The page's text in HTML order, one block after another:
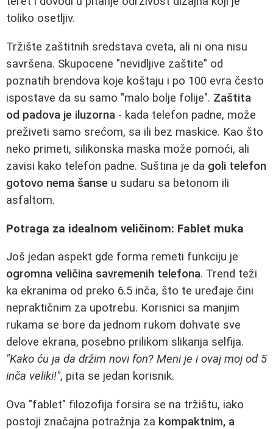
toliko osetljiv.
Tržište zaštitnih sredstava cveta, ali ni ona nisu
savršena. Skupocene "nevidljive zaštite" od
poznatih brendova koje koštaju i po 100 evra često
ispostave da su samo "malo bolje folije". Zaštita
od padova je iluzorna - kada telefon padne, može
preživeti samo srećom, sa ili bez maskice. Kao što
neko primeti, silikonska maska može pomoći, ali
zavisi kako telefon padne. Suština je da goli telefon
gotovo nema šanse u sudaru sa betonom ili
asfaltom.
Potraga za idealnom veličinom: Fablet muka
Još jedan aspekt gde forma remeti funkciju je
ogromna veličina savremenih telefona. Trend teži
ka ekranima od preko 6.5 inča, što te uređaje čini
nepraktičnim za upotrebu. Korisnici sa manjim
rukama se bore da jednom rukom dohvate sve
delove ekrana, posebno prilikom slikanja selfija.
"Kako ću ja da držim novi fon? Meni je i ovaj moj od 5
inča veliki!", pita se jedan korisnik.
Ova "fablet" filozofija forsira se na tržištu, iako
postoji značajna potražnja za kompaktnim, a